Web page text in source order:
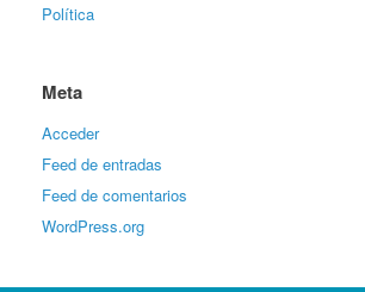
Política
Meta
Acceder
Feed de entradas
Feed de comentarios
WordPress.org